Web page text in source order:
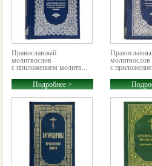
Православный
молитвослов
с приложением молитв...
Подробнее >
молитвослов
с